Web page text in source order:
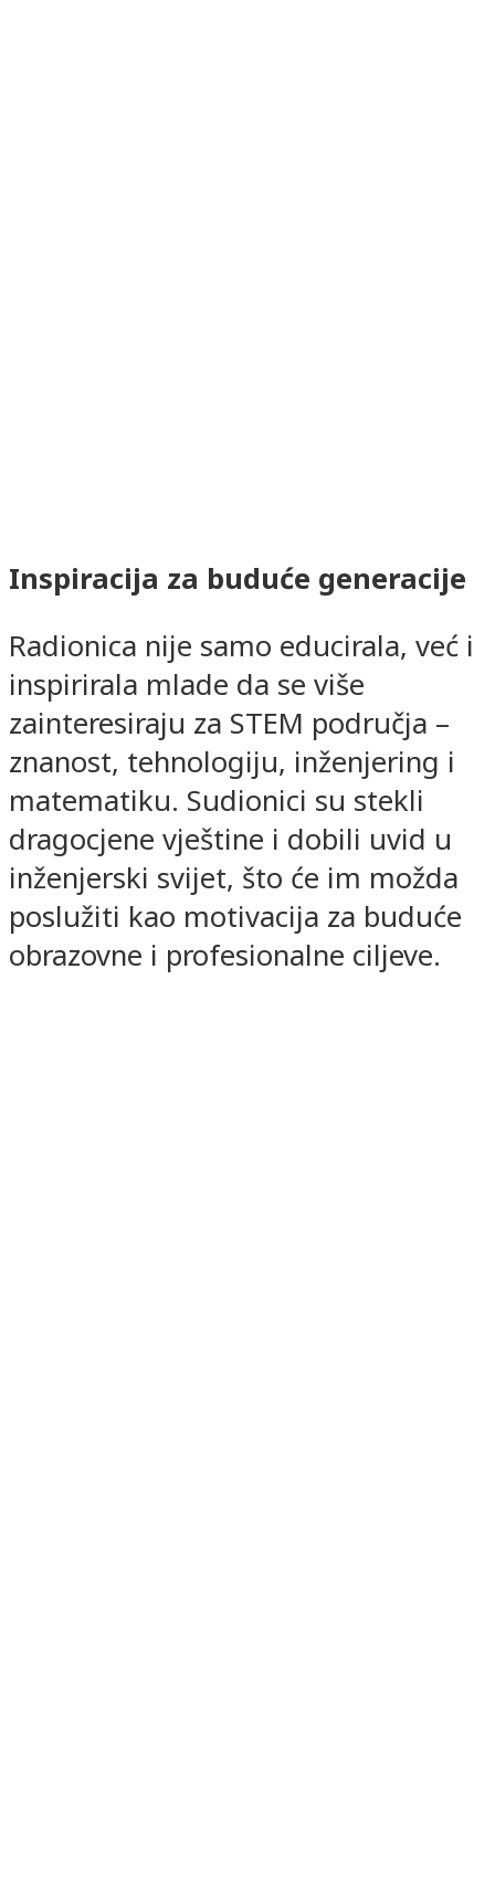
Inspiracija za buduće generacije
Radionica nije samo educirala, već i
inspirirala mlade da se više
zainteresiraju za STEM područja –
znanost, tehnologiju, inženjering i
matematiku. Sudionici su stekli
dragocjene vještine i dobili uvid u
inženjerski svijet, što će im možda
poslužiti kao motivacija za buduće
obrazovne i profesionalne ciljeve.